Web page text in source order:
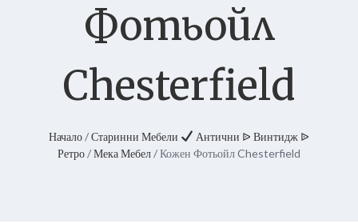
Фотьойл
Chesterfield
Начало/Старинни Мебели
Антични ᐉ Винтидж ᐉ
Ретро/Мека Мебел/ Кожен Фотьойл Chesterfield